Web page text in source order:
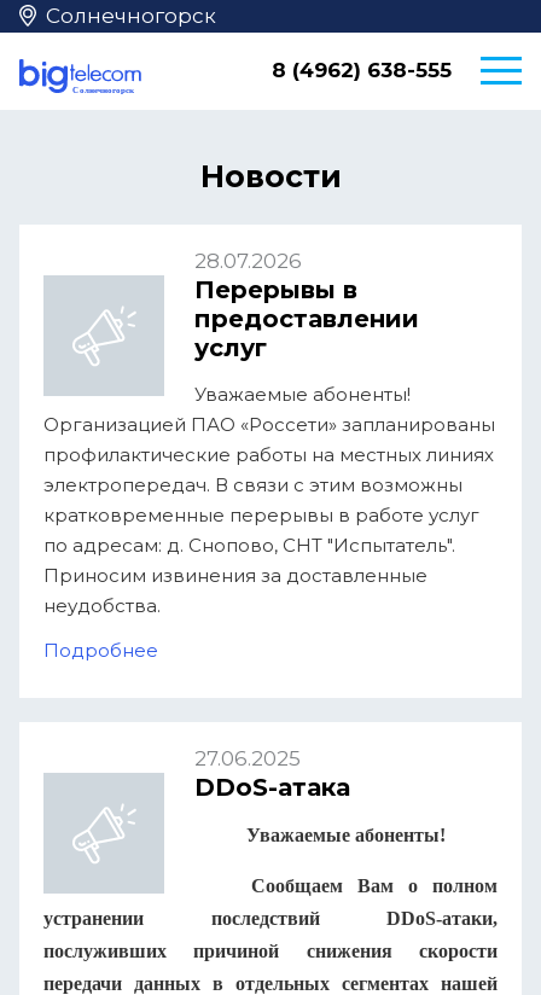
Солнечногорск
8 (4962) 638-555
Новости
28.07.2026
Перерывы в
предоставлении
услуг
Уважаемые абоненты!
Организацией ПАО «Россети» запланированы
профилактические работы на местных линиях
электропередач. В связи с этим возможны
кратковременные перерывы в работе услуг
по адресам: д. Снопово, СНТ "Испытатель".
Приносим извинения за доставленные
неудобства.
Подробнее
27.06.2025
DDoS-атака
Уважаемые абоненты!
Сообщаем Вам о полном
устранении последствий DDoS-атаки,
послуживших причиной снижения скорости
передачи данных в отдельных сегментах нашей